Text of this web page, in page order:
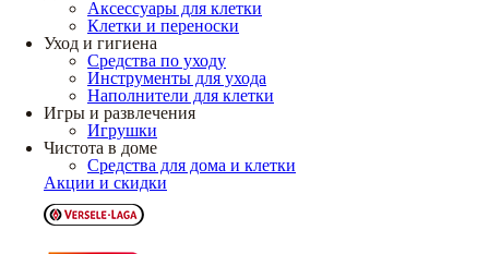
Аксессуары для клетки
Клетки и переноски
Уход и гигиена
Средства по уходу
Инструменты для ухода
Наполнители для клетки
Игры и развлечения
Игрушки
Чистота в доме
Средства для дома и клетки
Акции и скидки